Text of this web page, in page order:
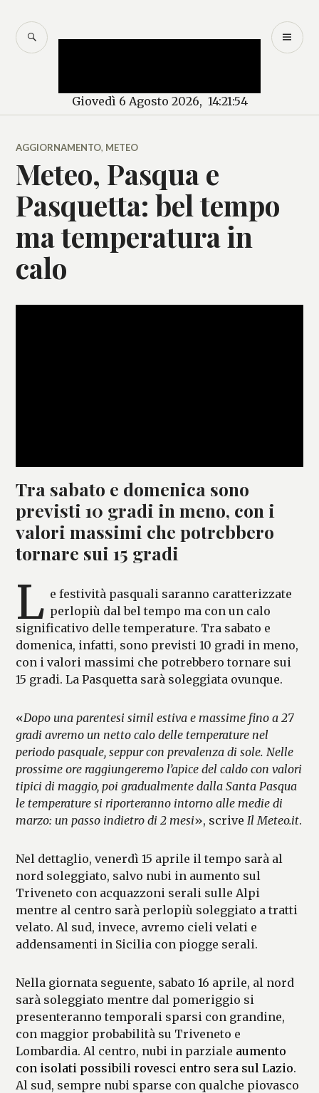
contenuto
Giovedì 6 Agosto 2026, 14:21:54
Mercurio – Il "dio"
CERCA
AGGIORNAMENTO, METEO
Meteo, Pasqua e
Pasquetta: bel tempo
ma temperatura in
calo
Tra sabato e domenica sono
previsti 10 gradi in meno, con i
valori massimi che potrebbero
tornare sui 15 gradi
L e festività pasquali saranno caratterizzate
perlopiù dal bel tempo ma con un calo
significativo delle temperature. Tra sabato e
domenica, infatti, sono previsti 10 gradi in meno,
con i valori massimi che potrebbero tornare sui
15 gradi. La Pasquetta sarà soleggiata ovunque.
«Dopo una parentesi simil estiva e massime fino a 27
gradi avremo un netto calo delle temperature nel
periodo pasquale, seppur con prevalenza di sole. Nelle
prossime ore raggiungeremo l’apice del caldo con valori
tipici di maggio, poi gradualmente dalla Santa Pasqua
le temperature si riporteranno intorno alle medie di
marzo: un passo indietro di 2 mesi», scrive Il Meteo.it.
Nel dettaglio, venerdì 15 aprile il tempo sarà al
nord soleggiato, salvo nubi in aumento sul
Triveneto con acquazzoni serali sulle Alpi
mentre al centro sarà perlopiù soleggiato a tratti
velato. Al sud, invece, avremo cieli velati e
addensamenti in Sicilia con piogge serali.
Nella giornata seguente, sabato 16 aprile, al nord
sarà soleggiato mentre dal pomeriggio si
presenteranno temporali sparsi con grandine,
con maggior probabilità su Triveneto e
Lombardia. Al centro, nubi in parziale aumento
con isolati possibili rovesci entro sera sul Lazio.
Al sud, sempre nubi sparse con qualche piovasco